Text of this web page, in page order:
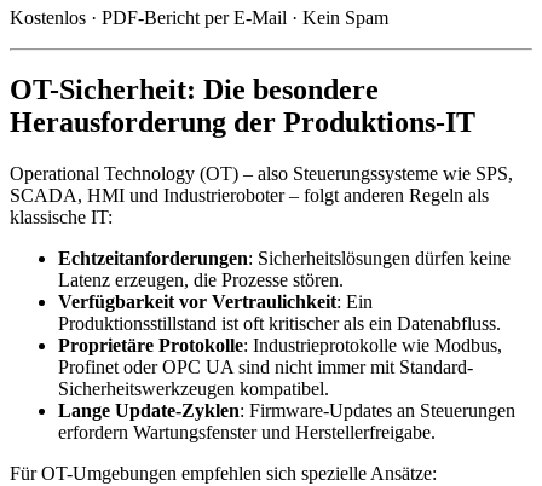
Kostenlos · PDF-Bericht per E-Mail · Kein Spam
OT-Sicherheit: Die besondere
Herausforderung der Produktions-IT
Operational Technology (OT) – also Steuerungssysteme wie SPS,
SCADA, HMI und Industrieroboter – folgt anderen Regeln als
klassische IT:
Echtzeitanforderungen: Sicherheitslösungen dürfen keine
Latenz erzeugen, die Prozesse stören.
Verfügbarkeit vor Vertraulichkeit: Ein
Produktionsstillstand ist oft kritischer als ein Datenabfluss.
Proprietäre Protokolle: Industrieprotokolle wie Modbus,
Profinet oder OPC UA sind nicht immer mit Standard-
Sicherheitswerkzeugen kompatibel.
Lange Update-Zyklen: Firmware-Updates an Steuerungen
erfordern Wartungsfenster und Herstellerfreigabe.
Für OT-Umgebungen empfehlen sich spezielle Ansätze: